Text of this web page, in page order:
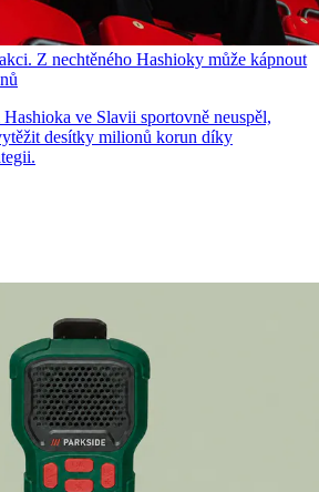
Z nechtěného Hashioky může kápnout
ve Slavii sportovně neuspěl,
desítky milionů korun díky